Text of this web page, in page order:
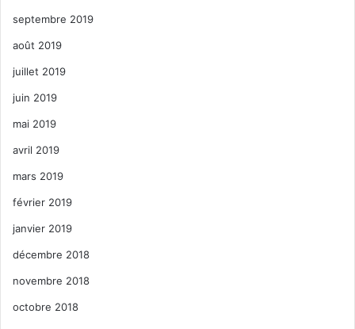
septembre 2019
août 2019
juillet 2019
juin 2019
mai 2019
avril 2019
mars 2019
février 2019
janvier 2019
décembre 2018
novembre 2018
octobre 2018